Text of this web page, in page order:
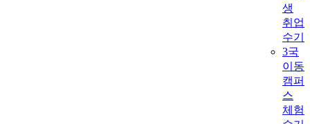
생
취업
수기
3국
이동
캠퍼
스
체험